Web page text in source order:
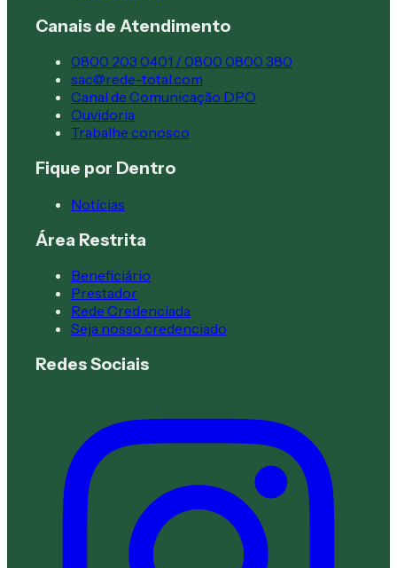
Canais de Atendimento
0800 203 0401 / 0800 0800 380
sac@rede-total.com
Canal de Comunicação DPO
Ouvidoria
Trabalhe conosco
Fique por Dentro
Notícias
Área Restrita
Beneficiário
Prestador
Rede Credenciada
Seja nosso credenciado
Redes Sociais